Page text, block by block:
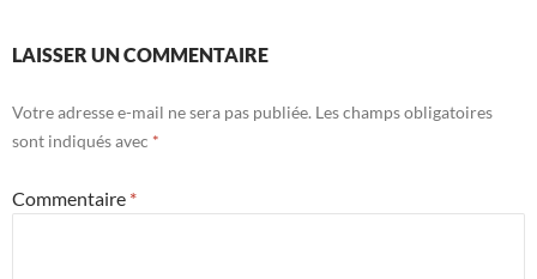
LAISSER UN COMMENTAIRE
Votre adresse e-mail ne sera pas publiée. Les champs obligatoires
sont indiqués avec *
Commentaire *